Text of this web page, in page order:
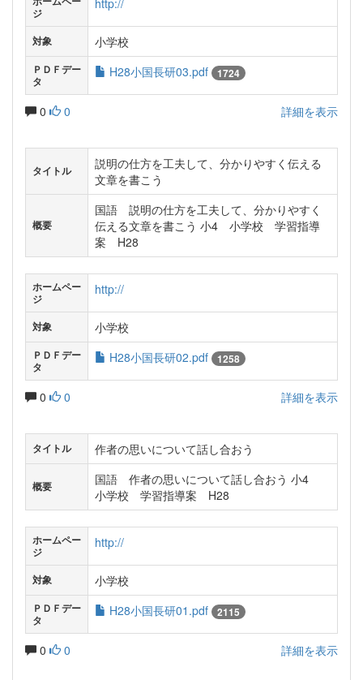
ジ
http://
対象 小学校
ＰＤＦデー
タ
H28小国長研03.pdf 1724
0 0 詳細を表示
タイトル
説明の仕方を工夫して、分かりやすく伝える
文章を書こう
概要
国語 説明の仕方を工夫して、分かりやすく
伝える文章を書こう 小4 小学校 学習指導
案 H28
ホームペー
ジ
http://
対象 小学校
ＰＤＦデー
タ
H28小国長研02.pdf 1258
0 0 詳細を表示
タイトル 作者の思いについて話し合おう
概要
国語 作者の思いについて話し合おう 小4
小学校 学習指導案 H28
ホームペー
ジ
http://
対象 小学校
ＰＤＦデー
タ
H28小国長研01.pdf 2115
0 0 詳細を表示